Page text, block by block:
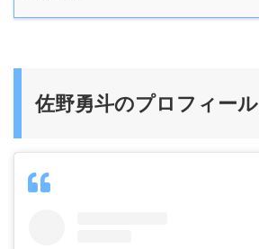
佐野勇斗のプロフィール